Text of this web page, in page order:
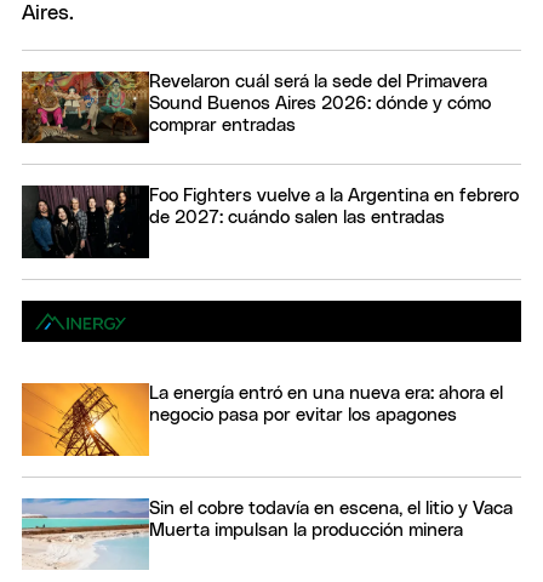
Revelaron cuál será la sede del Primavera
Sound Buenos Aires 2026: dónde y cómo
comprar entradas
Foo Fighters vuelve a la Argentina en febrero
de 2027: cuándo salen las entradas
La energía entró en una nueva era: ahora el
negocio pasa por evitar los apagones
Sin el cobre todavía en escena, el litio y Vaca
Muerta impulsan la producción minera